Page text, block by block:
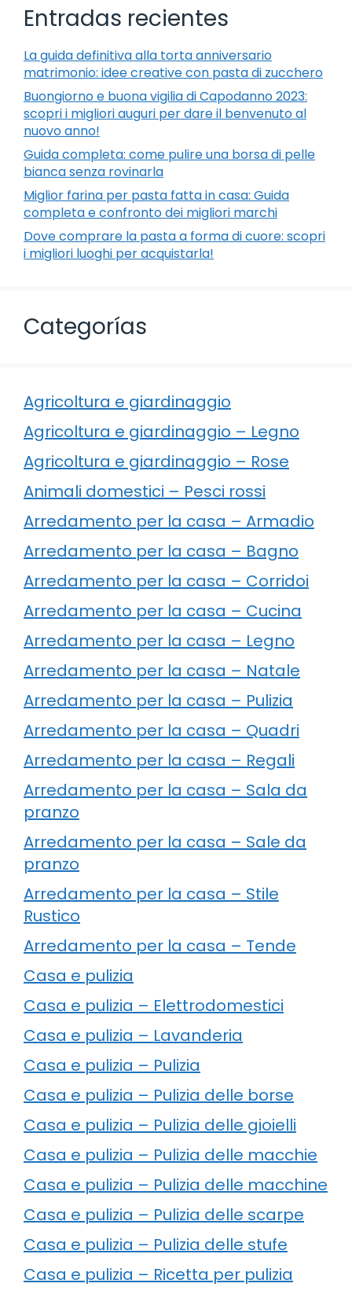
Entradas recientes
La guida definitiva alla torta anniversario
matrimonio: idee creative con pasta di zucchero
Buongiorno e buona vigilia di Capodanno 2023:
scopri i migliori auguri per dare il benvenuto al
nuovo anno!
Guida completa: come pulire una borsa di pelle
bianca senza rovinarla
Miglior farina per pasta fatta in casa: Guida
completa e confronto dei migliori marchi
Dove comprare la pasta a forma di cuore: scopri
i migliori luoghi per acquistarla!
Categorías
Agricoltura e giardinaggio
Agricoltura e giardinaggio – Legno
Agricoltura e giardinaggio – Rose
Animali domestici – Pesci rossi
Arredamento per la casa – Armadio
Arredamento per la casa – Bagno
Arredamento per la casa – Corridoi
Arredamento per la casa – Cucina
Arredamento per la casa – Legno
Arredamento per la casa – Natale
Arredamento per la casa – Pulizia
Arredamento per la casa – Quadri
Arredamento per la casa – Regali
Arredamento per la casa – Sala da
pranzo
Arredamento per la casa – Sale da
pranzo
Arredamento per la casa – Stile
Rustico
Arredamento per la casa – Tende
Casa e pulizia
Casa e pulizia – Elettrodomestici
Casa e pulizia – Lavanderia
Casa e pulizia – Pulizia
Casa e pulizia – Pulizia delle borse
Casa e pulizia – Pulizia delle gioielli
Casa e pulizia – Pulizia delle macchie
Casa e pulizia – Pulizia delle macchine
Casa e pulizia – Pulizia delle scarpe
Casa e pulizia – Pulizia delle stufe
Casa e pulizia – Ricetta per pulizia